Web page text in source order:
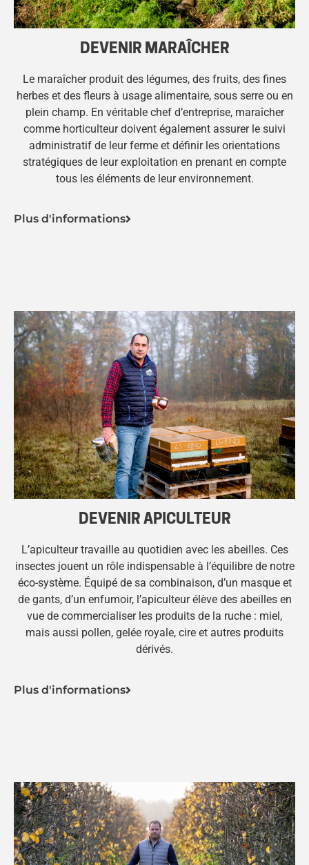
DEVENIR MARAÎCHER
Le maraîcher produit des légumes, des fruits, des fines
herbes et des fleurs à usage alimentaire, sous serre ou en
plein champ. En véritable chef d’entreprise, maraîcher
comme horticulteur doivent également assurer le suivi
administratif de leur ferme et définir les orientations
stratégiques de leur exploitation en prenant en compte
tous les éléments de leur environnement.
Plus d'informations
DEVENIR APICULTEUR
L’apiculteur travaille au quotidien avec les abeilles. Ces
insectes jouent un rôle indispensable à l’équilibre de notre
éco-système. Équipé de sa combinaison, d’un masque et
de gants, d’un enfumoir, l’apiculteur élève des abeilles en
vue de commercialiser les produits de la ruche : miel,
mais aussi pollen, gelée royale, cire et autres produits
dérivés.
Plus d'informations